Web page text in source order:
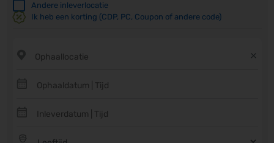
Andere inleverlocatie
Ik heb een korting (CDP, PC, Coupon of andere code)